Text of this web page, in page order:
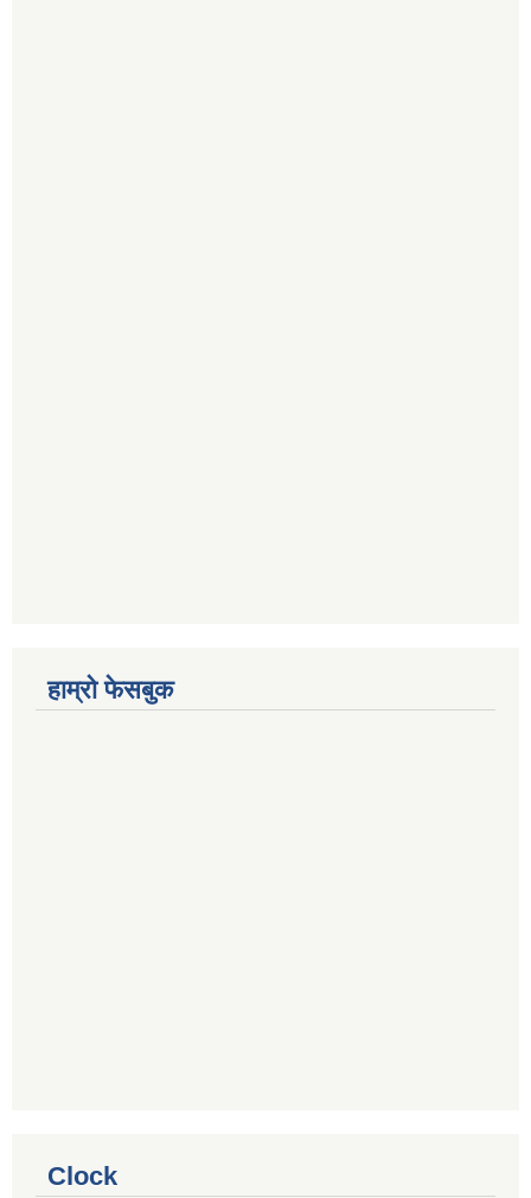
हाम्रो फेसबुक
Clock